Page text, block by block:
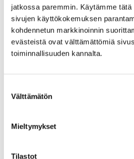
jatkossa paremmin. Käytämme
sivujen käyttökokemuksen
kohdennetun markkinoinnin
evästeistä ovat välttämättömiä
toiminnallisuuden kannalta.
valinta
Välttämätön
Mieltymykset
Tilastot
Pori Sinfonietta Taiteiden yössä
La 15.8. klo 18 Promenadisali
La 15.8. klo 20 Promenadisali
Erkki Lasonpalo, kapellimestari ja viulu
Giovanni Bottesini: Gran duo
Musiikki ja keikat